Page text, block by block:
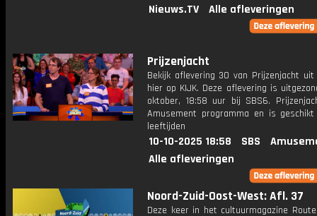
Nieuws.TV
Alle afleveringen
Prijzenjacht
Bekijk aflevering 30 van Prijzenjacht uit
hier op KIJK. Deze aflevering is
oktober, 18:58 uur bij SBS6.
Amusement programma en is
leeftijden
10-10-2025 18:58 SBS
Alle afleveringen
Noord-Zuid-Oost-West: Afl. 37
Deze keer in het cultuurmagazine